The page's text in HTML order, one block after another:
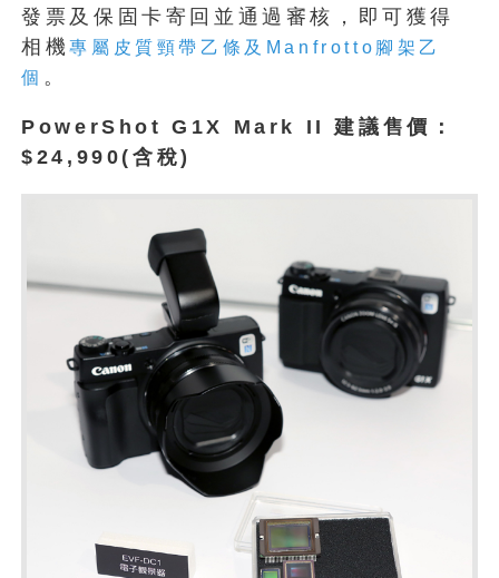
發票及保固卡寄回並通過審核，即可獲得
相機專屬皮質頸帶乙條及Manfrotto腳架乙
個 。
PowerShot G1X Mark II 建議售價：
$24,990(含稅)